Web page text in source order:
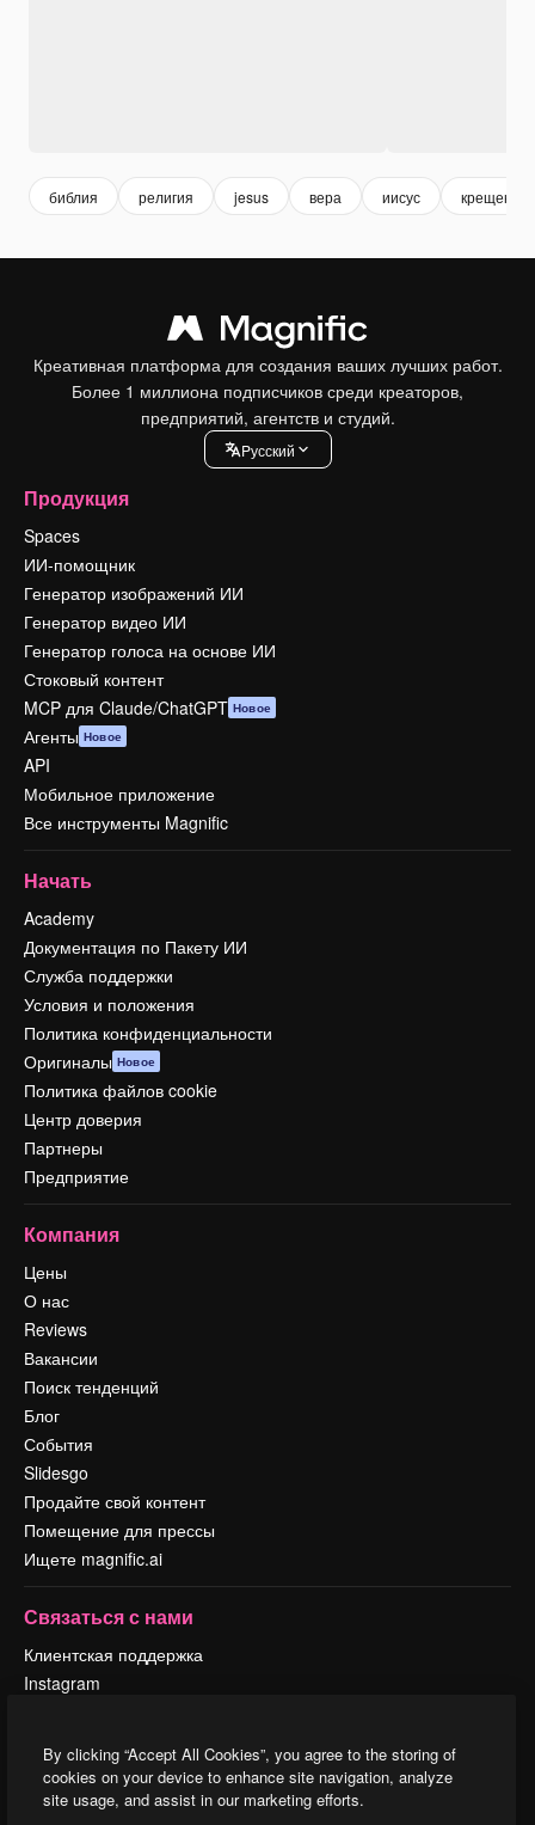
библия религия jesus вера иисус крещение
Креативная платформа для создания ваших лучших работ.
Более 1 миллиона подписчиков среди креаторов,
предприятий, агентств и студий.
Pусский
Продукция
Spaces
ИИ-помощник
Генератор изображений ИИ
Генератор видео ИИ
Генератор голоса на основе ИИ
Стоковый контент
MCP для Claude/ChatGPT Новое
Агенты Новое
API
Мобильное приложение
Все инструменты Magnific
Начать
Academy
Документация по Пакету ИИ
Служба поддержки
Условия и положения
Политика конфиденциальности
Оригиналы Новое
Политика файлов cookie
Центр доверия
Партнеры
Предприятие
Компания
Цены
О нас
Reviews
Вакансии
Поиск тенденций
Блог
События
Slidesgo
Продайте свой контент
Помещение для прессы
Ищете magnific.ai
Связаться с нами
Клиентская поддержка
Instagram
TikTok
Discord
By clicking “Accept All Cookies”, you agree to the storing of
cookies on your device to enhance site navigation, analyze
site usage, and assist in our marketing efforts.